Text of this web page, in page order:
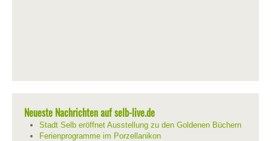
Neueste Nachrichten auf selb-live.de
Stadt Selb eröffnet Ausstellung zu den Goldenen Büchern
Ferienprogramme im Porzellanikon